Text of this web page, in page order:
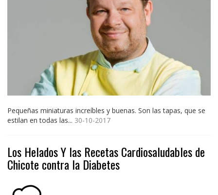
Pequeñas miniaturas increíbles y buenas. Son las tapas, que se
estilan en todas las... 30-10-2017
Los Helados Y las Recetas Cardiosaludables de
Chicote contra la Diabetes